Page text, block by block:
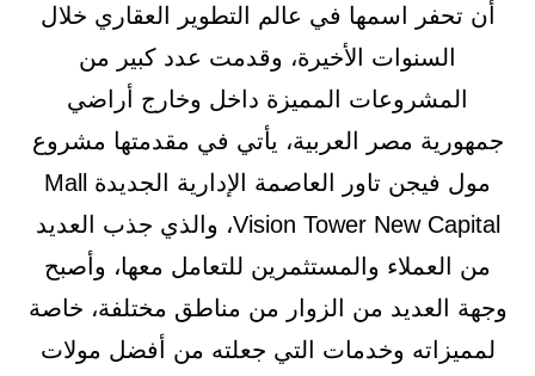
أن تحفر اسمها في عالم التطوير العقاري خلال
السنوات الأخيرة، وقدمت عدد كبير من
المشروعات المميزة داخل وخارج أراضي
جمهورية مصر العربية، يأتي في مقدمتها مشروع
مول فيجن تاور العاصمة الإدارية الجديدة Mall
Vision Tower New Capital، والذي جذب العديد
من العملاء والمستثمرين للتعامل معها، وأصبح
وجهة العديد من الزوار من مناطق مختلفة، خاصة
لمميزاته وخدمات التي جعلته من أفضل مولات